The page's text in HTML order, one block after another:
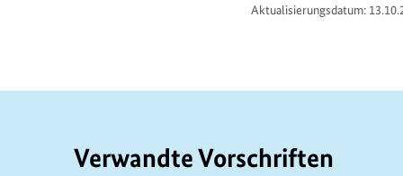
Aktualisierungsdatum:
Verwandte Vorschriften